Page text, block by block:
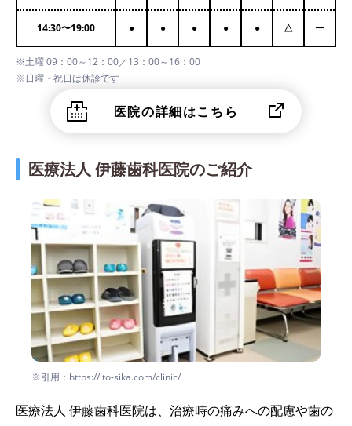
14:30〜19:00 ● ● ● ● ● △ ー
※土曜 09：00～12：00／13：00～16：00
※日曜・祝日は休診です
医院の詳細はこちら
医療法人 伊藤歯科医院のご紹介
※引用：https://ito-sika.com/clinic/
医療法人 伊藤歯科医院は、治療時の痛みへの配慮や歯の